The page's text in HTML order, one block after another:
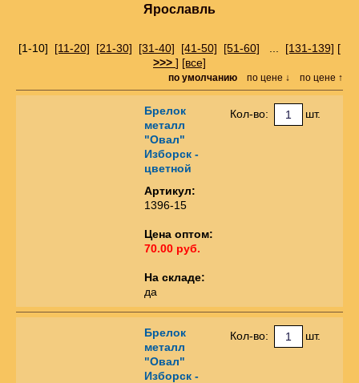
Ярославль
[1-10] [11-20] [21-30] [31-40] [41-50] [51-60] [131-139] [
>>> ] [все]
по умолчанию по цене ↓ по цене ↑
Брелок
металл
"Овал"
Изборск -
цветной
Артикул:
1396-15
Цена оптом:
70.00 руб.
На складе:
да
Кол-во: шт.
Брелок
металл
"Овал"
Изборск -
Кол-во: шт.